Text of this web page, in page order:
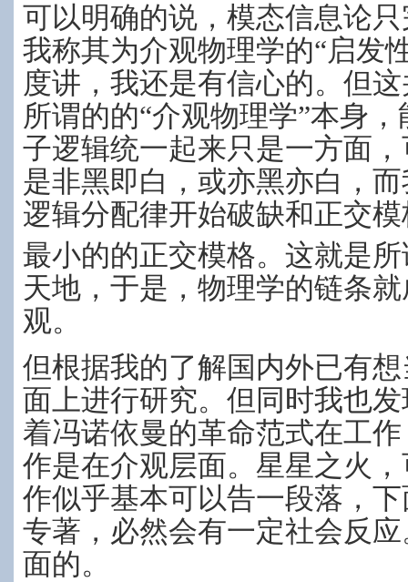
可以明确的说，模态信息论
我称其为介观物理学的“启发
度讲，我还是有信心的。但
所谓的的“介观物理学”本身
子逻辑统一起来只是一方面
是非黑即白，或亦黑亦白，
逻辑分配律开始破缺和正交
最小的的正交模格。这就是
天地，于是，物理学的链条
观。
但根据我的了解国内外已有
面上进行研究。但同时我也
着冯诺依曼的革命范式在工
作是在介观层面。星星之火
作似乎基本可以告一段落，
专著，必然会有一定社会反
面的。